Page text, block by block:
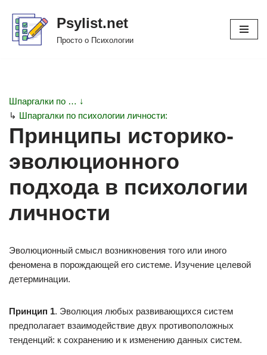
Перейти
Psylist.net
Просто о Психологии
Шпаргалки по … ↓
↳ Шпаргалки по психологии личности:
Принципы историко-
эволюционного
подхода в психологии
личности
Эволюционный смысл возникновения того или иного
феномена в порождающей его системе. Изучение целевой
детерминации.
Принцип 1. Эволюция любых развивающихся систем
предполагает взаимодействие двух противоположных
тенденций: к сохранению и к изменению данных систем.